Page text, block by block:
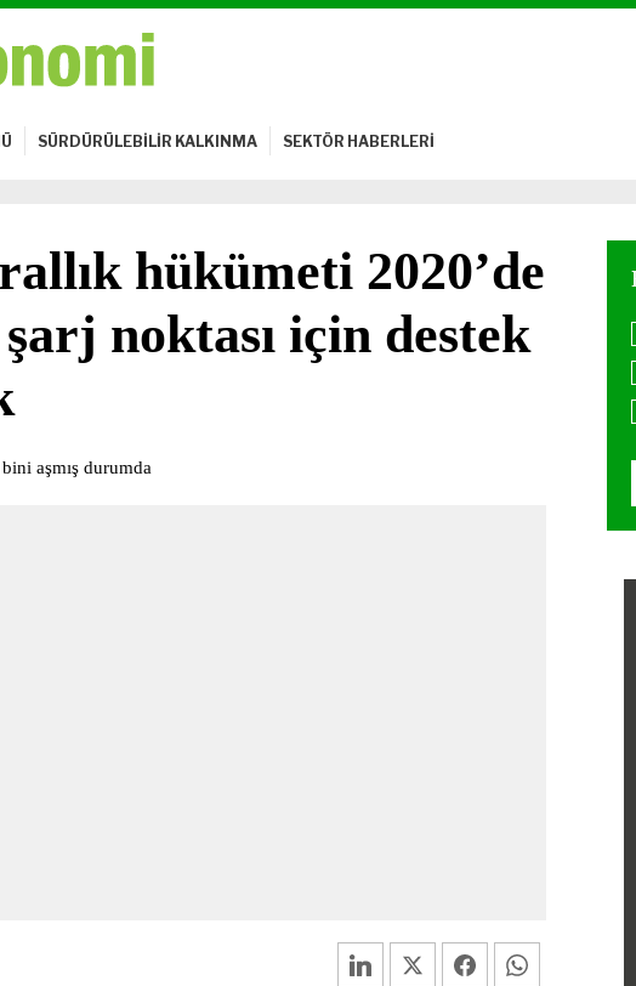
SÜRDÜRÜLEBİLİR KALKINMA SEKTÖR HABERLERİ
hükümeti 2020’de
noktası için destek
aşmış durumda